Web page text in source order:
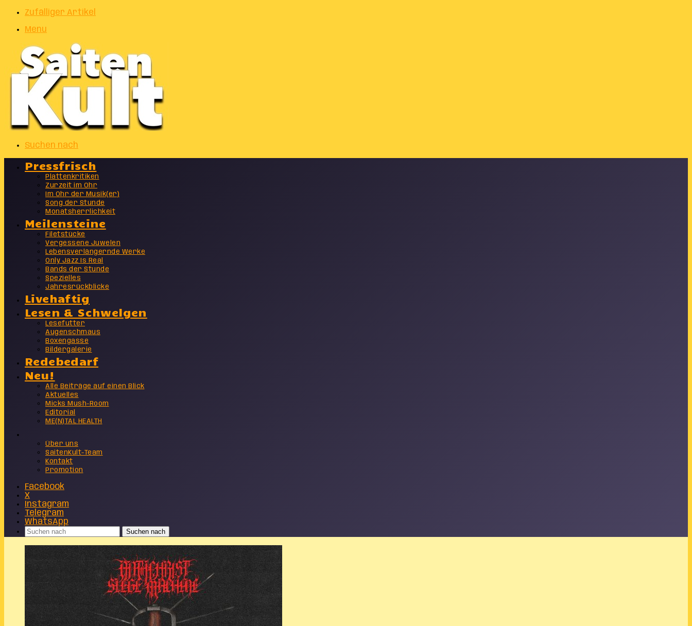
Zufälliger Artikel
Menu
Suchen nach
Pressfrisch
Plattenkritiken
Zurzeit im Ohr
Im Ohr der Musik(er)
Song der Stunde
Monatsherrlichkeit
Meilensteine
Filetstücke
Vergessene Juwelen
Lebensverlängernde Werke
Only Jazz Is Real
Bands der Stunde
Spezielles
Jahresrückblicke
Livehaftig
Lesen & Schwelgen
Lesefutter
Augenschmaus
Boxengasse
Bildergalerie
Redebedarf
Neu!
Alle Beiträge auf einen Blick
Aktuelles
Micks Mush-Room
Editorial
ME(N)TAL HEALTH
Über uns
SaitenKult-Team
Kontakt
Promotion
Facebook
X
Instagram
Telegram
WhatsApp
Suchen nach